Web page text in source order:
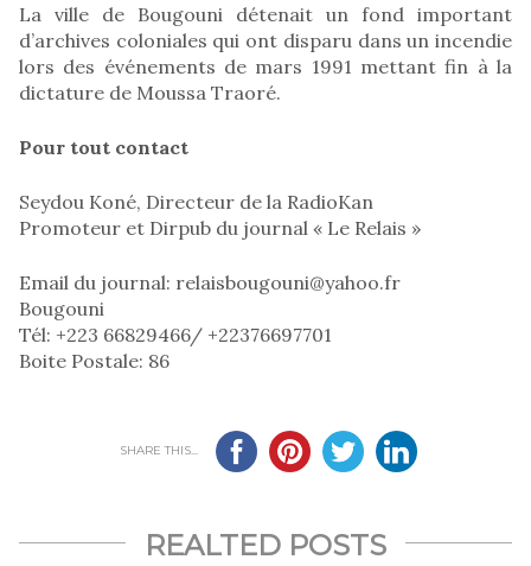
La ville de Bougouni détenait un fond important
d’archives coloniales qui ont disparu dans un incendie
lors des événements de mars 1991 mettant fin à la
dictature de Moussa Traoré.
Pour tout contact
Seydou Koné, Directeur de la RadioKan
Promoteur et Dirpub du journal « Le Relais »
Email du journal: relaisbougouni@yahoo.fr
Bougouni
Tél: +223 66829466/ +22376697701
Boite Postale: 86
SHARE THIS...
REALTED POSTS